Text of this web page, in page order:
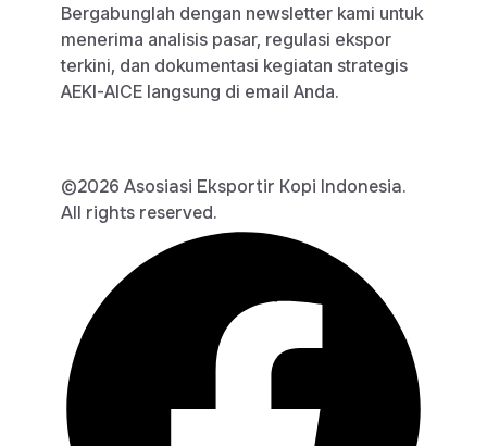
Bergabunglah dengan newsletter kami untuk
menerima analisis pasar, regulasi ekspor
terkini, dan dokumentasi kegiatan strategis
AEKI-AICE langsung di email Anda.
©2026 Asosiasi Eksportir Kopi Indonesia.
All rights reserved.